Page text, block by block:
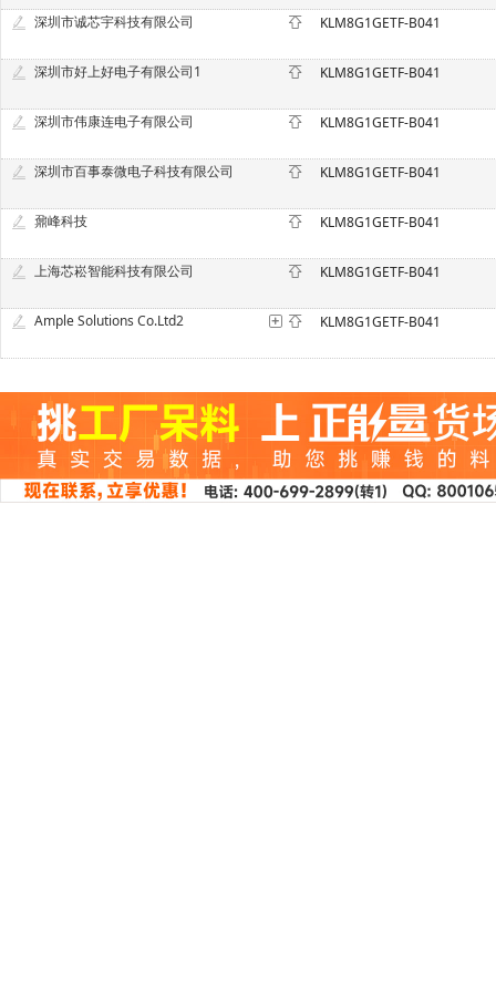
深圳市诚芯宇科技有限公司 KLM8G1GETF-B041
深圳市好上好电子有限公司1 KLM8G1GETF-B041
深圳市伟康连电子有限公司 KLM8G1GETF-B041
深圳市百事泰微电子科技有限公司 KLM8G1GETF-B041
鼐峰科技 KLM8G1GETF-B041
上海芯崧智能科技有限公司 KLM8G1GETF-B041
Ample Solutions Co.Ltd2 KLM8G1GETF-B041